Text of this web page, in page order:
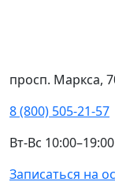
просп. Маркса,
8 (800) 505-21-57
Вт-Вс 10:00–19:00
Записаться на